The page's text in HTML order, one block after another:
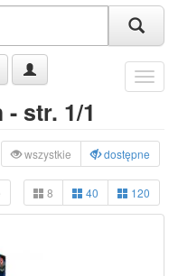
Menu
str. 1/1
wszystkie dostępne
8 40 120